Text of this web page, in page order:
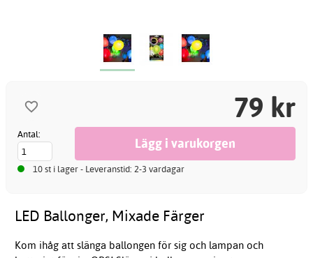
79 kr
Antal:
10 st i lager - Leveranstid: 2-3 vardagar
LED Ballonger, Mixade Färger
Kom ihåg att slänga ballongen för sig och lampan och